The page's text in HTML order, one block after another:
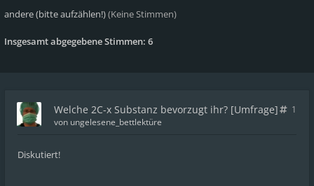
andere (bitte aufzählen!)(Keine Stimmen)
Insgesamt abgegebene Stimmen: 6
Welche 2C-x Substanz bevorzugt ihr? [Umfrage]
1
von ungelesene_bettlektüre
Diskutiert!